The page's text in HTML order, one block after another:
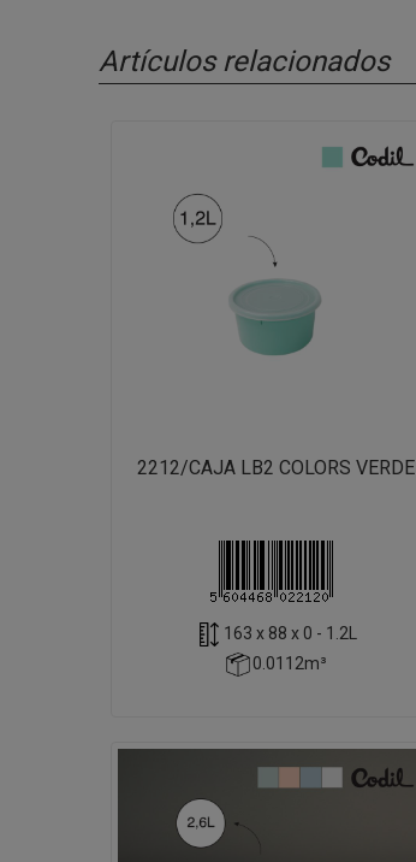
Artículos relacionados
2212/CAJA LB2 COLORS VERDE
163 x 88 x 0 - 1.2L
0.0112m³